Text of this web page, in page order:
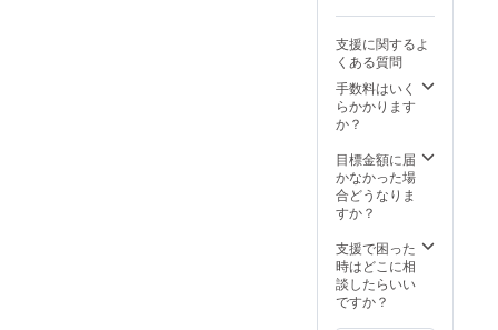
支援に関するよ
くある質問
手数料はいく
らかかります
か？
目標金額に届
かなかった場
合どうなりま
すか？
支援で困った
時はどこに相
談したらいい
ですか？